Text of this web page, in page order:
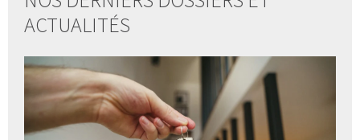
ACTUALITÉS